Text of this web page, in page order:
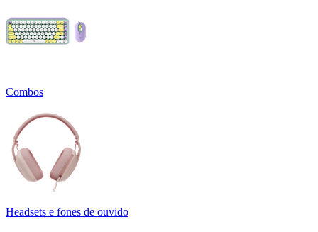
Combos
Headsets e fones de ouvido